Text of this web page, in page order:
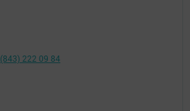
(843) 222 09 84